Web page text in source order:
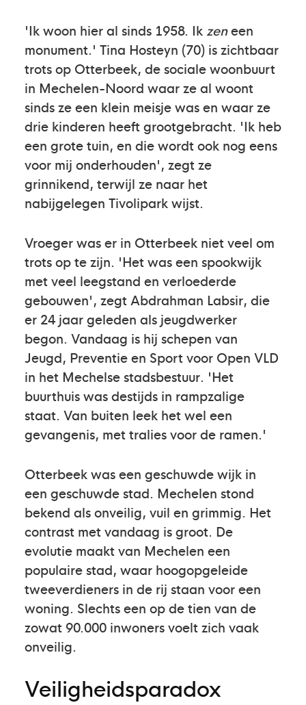
'Ik woon hier al sinds 1958. Ik zeneen
monument.' Tina Hosteyn (70) is zichtbaar
trots op Otterbeek, de sociale woonbuurt
in Mechelen-Noord waar ze al woont
sinds ze een klein meisje was en waar ze
drie kinderen heeft grootgebracht. 'Ik heb
een grote tuin, en die wordt ook nog eens
voor mij onderhouden', zegt ze
grinnikend, terwijl ze naar het
nabijgelegen Tivolipark wijst.
Vroeger was er in Otterbeek niet veel om
trots op te zijn. 'Het was een spookwijk
met veel leegstand en verloederde
gebouwen', zegt Abdrahman Labsir, die
er 24 jaar geleden als jeugdwerker
begon. Vandaag is hij schepen van
Jeugd, Preventie en Sport voor Open VLD
in het Mechelse stadsbestuur. 'Het
buurthuis was destijds in rampzalige
staat. Van buiten leek het wel een
gevangenis, met tralies voor de ramen.'
Otterbeek was een geschuwde wijk in
een geschuwde stad. Mechelen stond
bekend als onveilig, vuil en grimmig. Het
contrast met vandaag is groot. De
evolutie maakt van Mechelen een
populaire stad, waar hoogopgeleide
tweeverdieners in de rij staan voor een
woning. Slechts een op de tien van de
zowat 90.000 inwoners voelt zich vaak
onveilig.
Veiligheidsparadox